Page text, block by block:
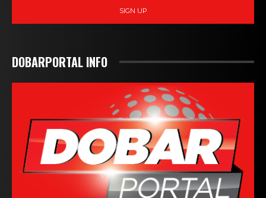
SIGN UP
DOBARPORTAL INFO